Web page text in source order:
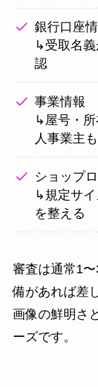
銀行口座
↳受取名
認
事業情報
↳屋号・
人事業主も
ショップ
↳規定サ
を整える
審査は通常1
備があれば差
画像の鮮明さ
ーズです。